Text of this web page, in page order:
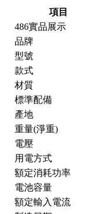
項目
486實品展示
品牌
型號
款式
材質
標準配備
產地
重量(淨重)
電壓
用電方式
額定消耗功率
電池容量
額定輸入電流